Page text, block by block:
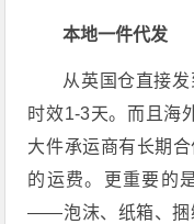
本地一件代发
从英国仓直接
时效1-3天。而且海
大件承运商有长期
的运费。更重要的
——泡沫、纸箱、捆